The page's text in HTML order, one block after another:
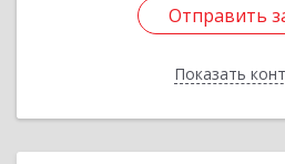
Отправить
Показать
Отправить
Назад